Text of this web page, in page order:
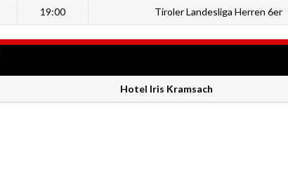
19:00 Tiroler Landesliga Herren 6er
Hotel Iris Kramsach